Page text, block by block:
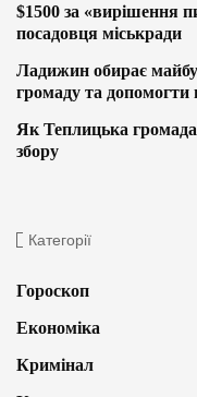
$1500 за «вирішення
посадовця міськради
Ладижин обирає
громаду та
Як Теплицька
збору
Категорії
Гороскоп
Економіка
Кримінал